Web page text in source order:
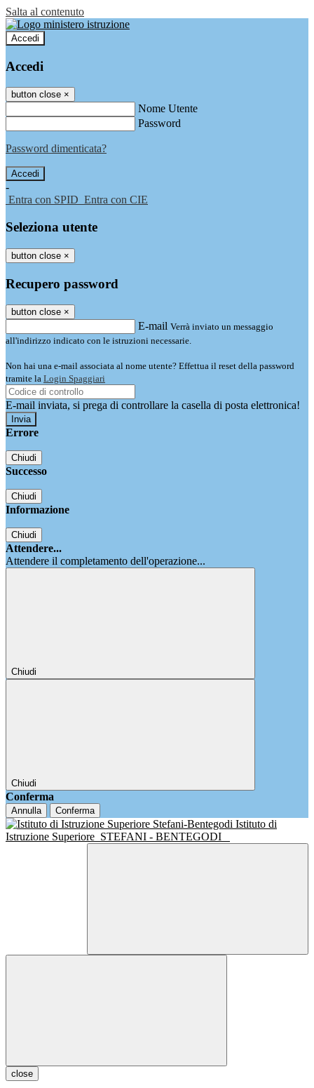
Salta al contenuto
Accedi
Accedi
button close ×
Nome Utente
Password
Password dimenticata?
-
Entra con SPID Entra con CIE
Seleziona utente
button close ×
Recupero password
button close ×
E-mail Verrà inviato un messaggio
all'indirizzo indicato con le istruzioni necessarie.
Non hai una e-mail associata al nome utente? Effettua il reset della password
tramite la Login Spaggiari
E-mail inviata, si prega di controllare la casella di posta elettronica!
Errore
Chiudi
Successo
Chiudi
Informazione
Chiudi
Attendere...
Attendere il completamento dell'operazione...
Chiudi
Chiudi
Conferma
Annulla Conferma
Istituto di
Istruzione Superiore STEFANI - BENTEGODI
close